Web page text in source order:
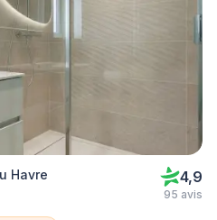
Havre 4,9
95 avis